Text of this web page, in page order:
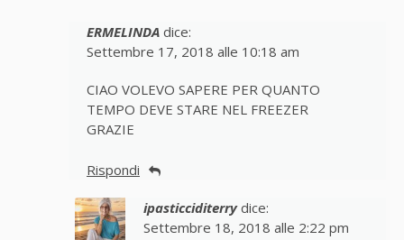
ERMELINDA dice:
Settembre 17, 2018 alle 10:18 am
CIAO VOLEVO SAPERE PER QUANTO
TEMPO DEVE STARE NEL FREEZER
GRAZIE
Rispondi
ipasticciditerry dice:
Settembre 18, 2018 alle 2:22 pm